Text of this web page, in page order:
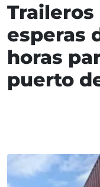
esperas
horas
puerto